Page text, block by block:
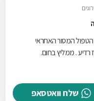
רוצה לציין לשבח את הטפול המסור האחראי
רדיע . ממליץ בחום.
שלח וואטסאפ